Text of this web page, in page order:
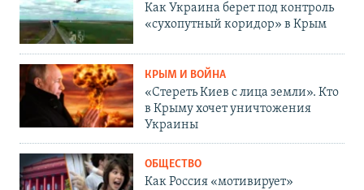
Как Украина берет под контроль
«сухопутный коридор» в Крым
КРЫМ И ВОЙНА
«Стереть Киев с лица земли». Кто
в Крыму хочет уничтожения
Украины
ОБЩЕСТВО
Как Россия «мотивирует»